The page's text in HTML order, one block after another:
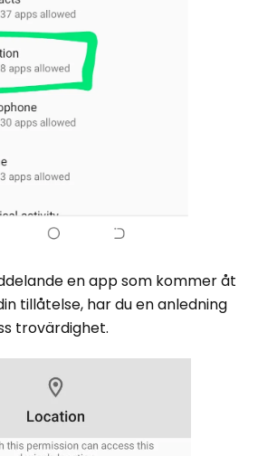
en app som kommer åt
tillåtelse, har du en anledning
trovärdighet.